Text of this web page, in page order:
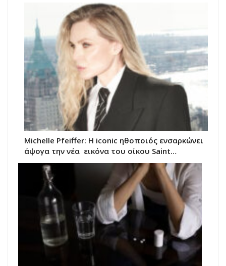
Michelle Pfeiffer: Η iconic ηθοποιός ενσαρκώνει
άψογα την νέα εικόνα του oίκου Saint…